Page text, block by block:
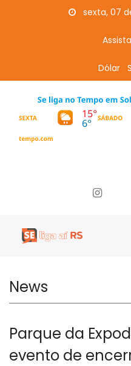
sexta, 07
Dólar
News
Parque da
evento de